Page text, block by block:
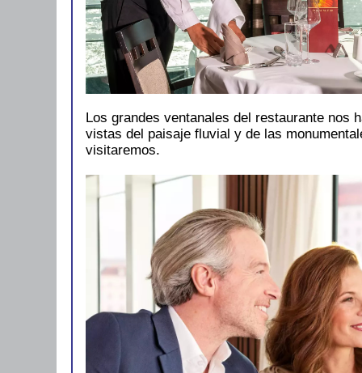
Los grandes ventanales del restaurante nos
vistas del paisaje fluvial y de las
visitaremos.